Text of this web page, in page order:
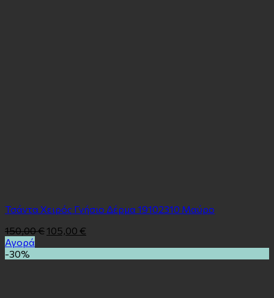
Τσάντα Χειρός Γνήσιο Δέρμα 19102310 Μαύρο
150,00€ 105,00 €
Αγορά
-30%